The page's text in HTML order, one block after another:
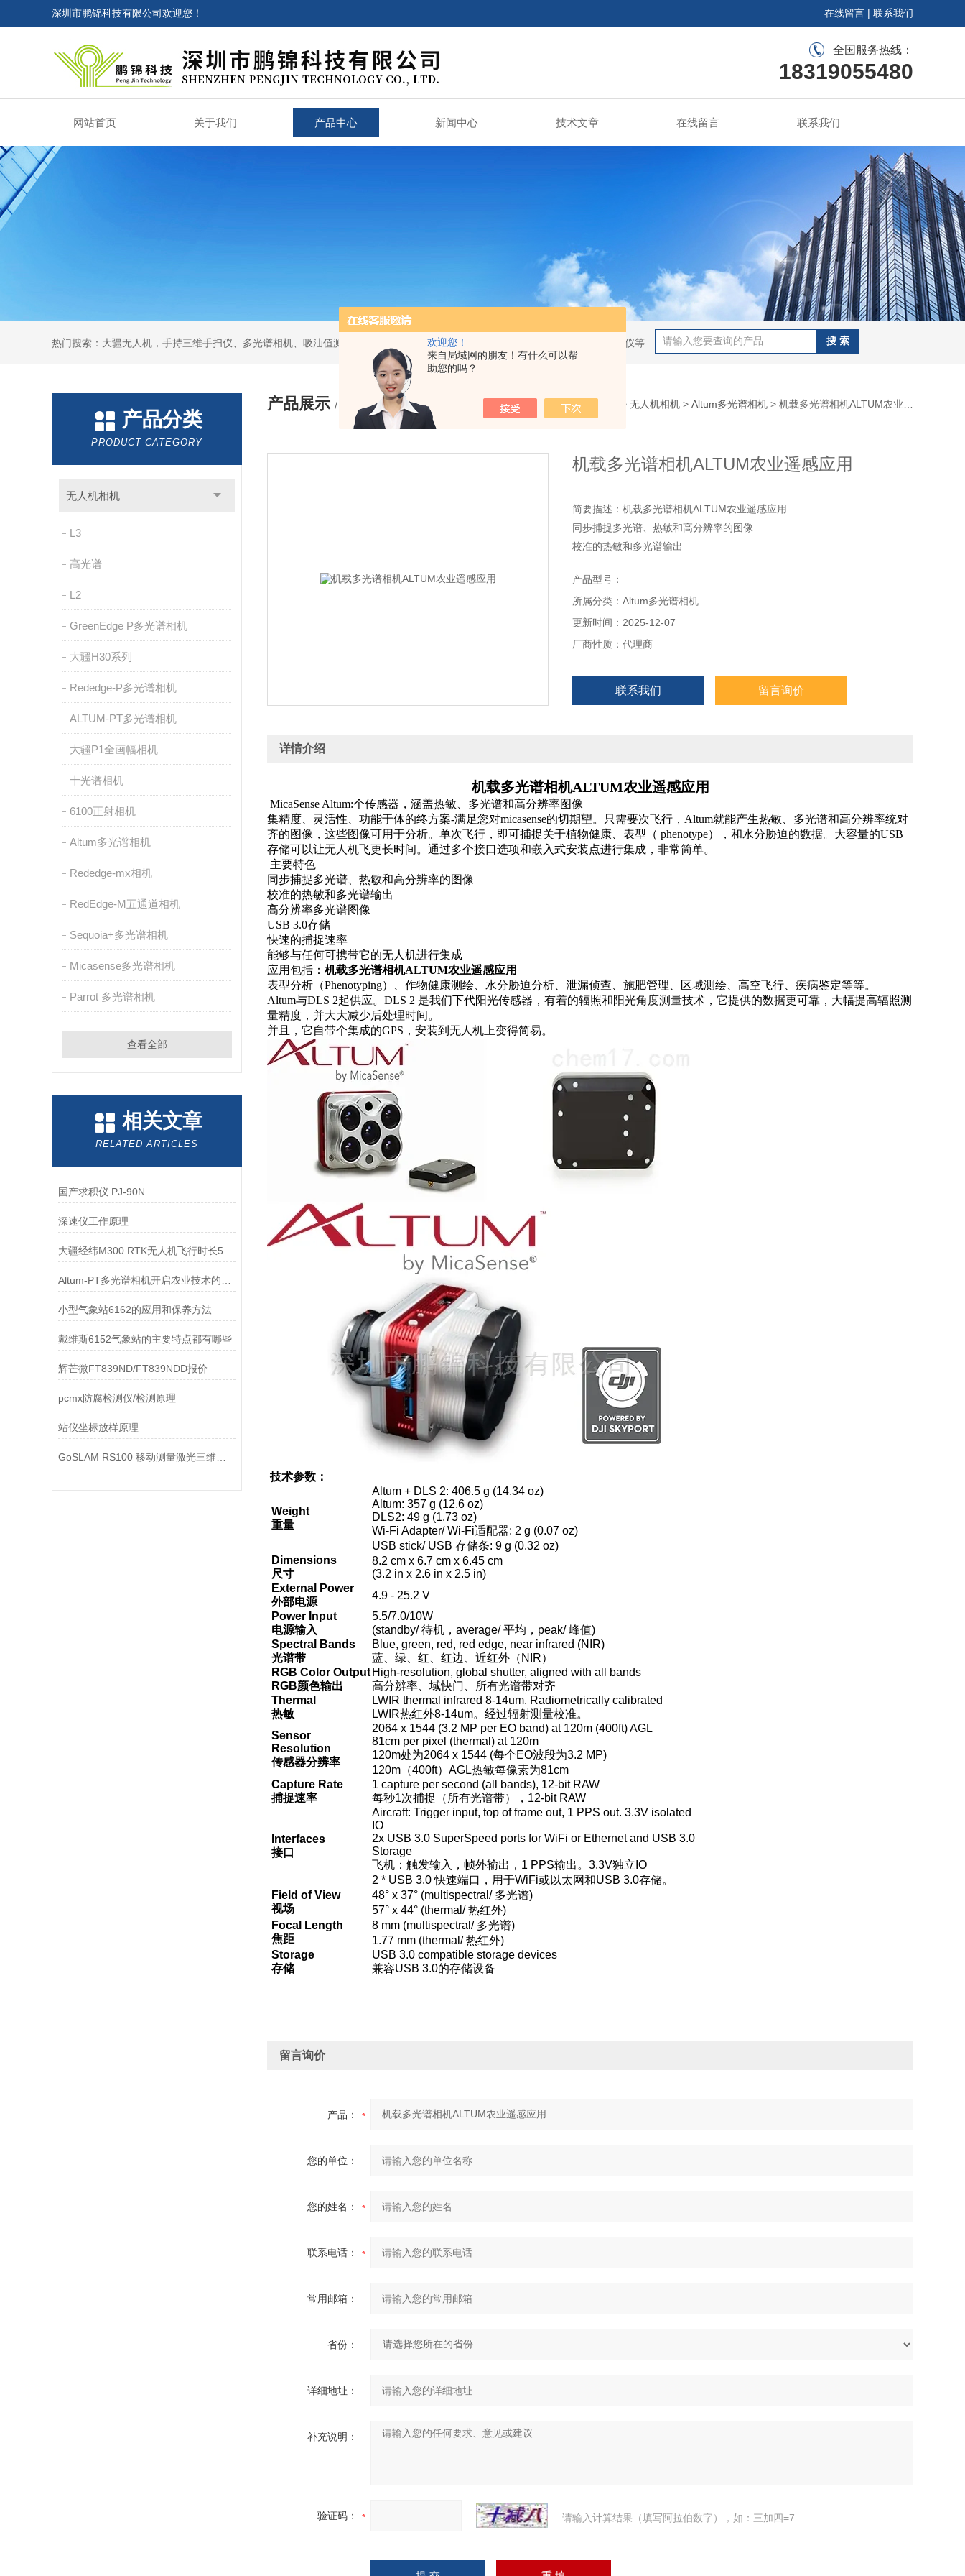
欢迎您！
来自局域网的朋友！有什么可以帮
助您的吗？
深圳市鹏锦科技有限公司欢迎您！ 在线留言 | 联系我们
全国服务热线：
18319055480
网站首页 关于我们 产品中心 新闻中心 技术文章 在线留言 联系我们
热门搜索：大疆无人机，手持三维手扫仪、多光谱相机、吸油值测试仪，求积仪，气象产品，管线探测仪，全站仪，经纬仪，水准仪等
产品分类
PRODUCT CATEGORY
无人机相机
L3
高光谱
L2
GreenEdge P多光谱相机
大疆H30系列
Rededge-P多光谱相机
ALTUM-PT多光谱相机
大疆P1全画幅相机
十光谱相机
6100正射相机
Altum多光谱相机
Rededge-mx相机
RedEdge-M五通道相机
Sequoia+多光谱相机
Micasense多光谱相机
Parrot 多光谱相机
查看全部
相关文章
RELATED ARTICLES
国产求积仪 PJ-90N
深速仪工作原理
小型气象站6162的应用和保养方法
戴维斯6152气象站的主要特点都有哪些
辉芒微FT839ND/FT839NDD报价
pcmx防腐检测仪/检测原理
站仪坐标放样原理
产品展示 / PRODUCTS 您的位置： 网站首页>产品展示 > 无人机相机 > Altum多光谱相机 > 机载多光谱相机ALTUM农业遥感应用
机载多光谱相机ALTUM农业遥感应用
简要描述：机载多光谱相机ALTUM农业遥感应用
同步捕捉多光谱、热敏和高分辨率的图像
校准的热敏和多光谱输出
产品型号：
所属分类：Altum多光谱相机
更新时间：2025-12-07
厂商性质：代理商
联系我们 留言询价
详情介绍
机载多光谱相机ALTUM农业遥感应用
MicaSense Altum:个传感器，涵盖热敏、多光谱和高分辨率图像
集精度、灵活性、功能于体的终方案-满足您对micasense的切期望。只需要次飞行，Altum就能产生热敏、多光谱和高分辨率统对
齐的图像，这些图像可用于分析。单次飞行，即可捕捉关于植物健康、表型（ phenotype），和水分胁迫的数据。大容量的USB
存储可以让无人机飞更长时间。通过多个接口选项和嵌入式安装点进行集成，非常简单。
主要特色
同步捕捉多光谱、热敏和高分辨率的图像
校准的热敏和多光谱输出
高分辨率多光谱图像
USB 3.0存储
快速的捕捉速率
能够与任何可携带它的无人机进行集成
应用包括： 机载多光谱相机ALTUM农业遥感应用
表型分析（Phenotyping）、作物健康测绘、水分胁迫分析、泄漏侦查、施肥管理、区域测绘、高空飞行、疾病鉴定等等。
Altum与DLS 2起供应。DLS 2 是我们下代阳光传感器，有着的辐照和阳光角度测量技术，它提供的数据更可靠，大幅提高辐照测
量精度，并大大减少后处理时间。
并且，它自带个集成的GPS，安装到无人机上变得简易。
技术参数：
Weight
重量
Altum + DLS 2: 406.5 g (14.34 oz)
Altum: 357 g (12.6 oz)
DLS2: 49 g (1.73 oz)
Wi-Fi Adapter/ Wi-Fi适配器: 2 g (0.07 oz)
USB stick/ USB存储条: 9 g (0.32 oz)
Dimensions
尺寸
8.2 cm x 6.7 cm x 6.45 cm
(3.2 in x 2.6 in x 2.5 in)
External Power
外部电源
4.9 - 25.2 V
Power Input
电源输入
5.5/7.0/10W
(standby/待机，average/平均， peak/峰值)
Spectral Bands
光谱带
Blue, green, red, red edge, near infrared (NIR)
蓝、绿、红、红边、近红外（ NIR）
RGB Color Output
RGB颜色输出
High-resolution, global shutter, aligned with all bands
高分辨率、域快门、所有光谱带对齐
Thermal
热敏
LWIR thermal infrared 8-14um. Radiometrically calibrated
LWIR热红外8-14um。经过辐射测量校准。
Sensor
Resolution
传感器分辨率
2064 x 1544 (3.2 MP per EO band) at 120m (400ft) AGL
81cm per pixel (thermal) at 120m
120m处为2064 x 1544 (每个EO波段为3.2 MP)
120m （400ft）AGL热敏每像素为81cm
Capture Rate
捕捉速率
1 capture per second (all bands), 12-bit RAW
每秒1次捕捉（所有光谱带）， 12-bit RAW
Interfaces
接口
Aircraft: Trigger input, top of frame out, 1 PPS out. 3.3V isolated
IO
2x USB 3.0 SuperSpeed ports for WiFi or Ethernet and USB 3.0
Storage
飞机：触发输入，帧外输出， 1 PPS输出。3.3V独立 IO
2 * USB 3.0快速端口，用于WiFi或以太网和USB 3.0存储。
Field of View
视场
48° x 37° (multispectral/ 多光谱)
57° x 44° (thermal/热红外)
Focal Length
焦距
8 mm (multispectral/ 多光谱)
1.77 mm (thermal/热红外)
Storage
存储
USB 3.0 compatible storage devices
兼容USB 3.0的存储设备
留言询价
产品：
您的单位：
您的姓名：
联系电话：
常用邮箱：
省份：
详细地址：
补充说明：
验证码： 请输入计算结果（填写阿拉伯数字），如：三加四=7